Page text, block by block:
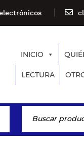
INICIO
LECTURA